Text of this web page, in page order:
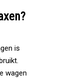
is
wagen